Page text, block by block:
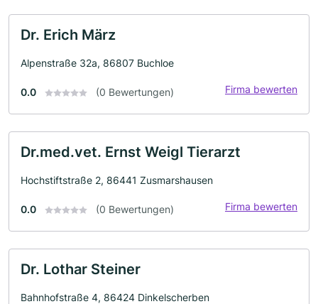
Dr. Erich März
Alpenstraße 32a, 86807 Buchloe
0.0 (0 Bewertungen) Firma bewerten
Dr.med.vet. Ernst Weigl Tierarzt
Hochstiftstraße 2, 86441 Zusmarshausen
0.0 (0 Bewertungen) Firma bewerten
Dr. Lothar Steiner
Bahnhofstraße 4, 86424 Dinkelscherben